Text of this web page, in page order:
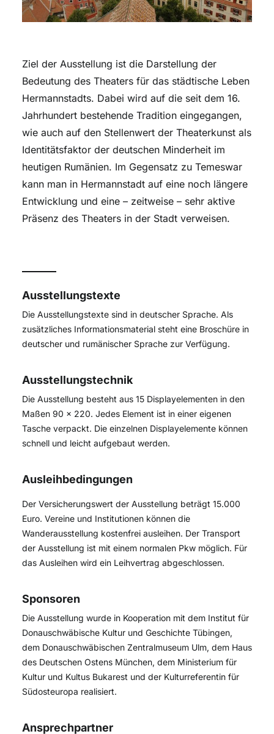
Ziel der Ausstellung ist die Darstellung der
Bedeutung des Theaters für das städtische Leben
Hermannstadts. Dabei wird auf die seit dem 16.
Jahrhundert bestehende Tradition eingegangen,
wie auch auf den Stellenwert der Theaterkunst als
Identitätsfaktor der deutschen Minderheit im
heutigen Rumänien. Im Gegensatz zu Temeswar
kann man in Hermannstadt auf eine noch längere
Entwicklung und eine – zeitweise – sehr aktive
Präsenz des Theaters in der Stadt verweisen.
Ausstellungstexte
Die Ausstellungstexte sind in deutscher Sprache. Als
zusätzliches Informationsmaterial steht eine Broschüre in
deutscher und rumänischer Sprache zur Verfügung.
Ausstellungstechnik
Die Ausstellung besteht aus 15 Displayelementen in den
Maßen 90 x 220. Jedes Element ist in einer eigenen
Tasche verpackt. Die einzelnen Displayelemente können
schnell und leicht aufgebaut werden.
Ausleihbedingungen
Der Versicherungswert der Ausstellung beträgt 15.000
Euro. Vereine und Institutionen können die
Wanderausstellung kostenfrei ausleihen. Der Transport
der Ausstellung ist mit einem normalen Pkw möglich. Für
das Ausleihen wird ein Leihvertrag abgeschlossen.
Sponsoren
Die Ausstellung wurde in Kooperation mit dem Institut für
Donauschwäbische Kultur und Geschichte Tübingen,
dem Donauschwäbischen Zentralmuseum Ulm, dem Haus
des Deutschen Ostens München, dem Ministerium für
Kultur und Kultus Bukarest und der Kulturreferentin für
Südosteuropa realisiert.
Ansprechpartner